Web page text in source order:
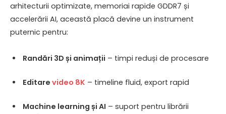
arhitecturii optimizate, memoriai rapide GDDR7 și
accelerării AI, această placă devine un instrument
puternic pentru:
Randări 3D și animații – timpi reduși de procesare
Editare video 8K – timeline fluid, export rapid
Machine learning și AI – suport pentru librării